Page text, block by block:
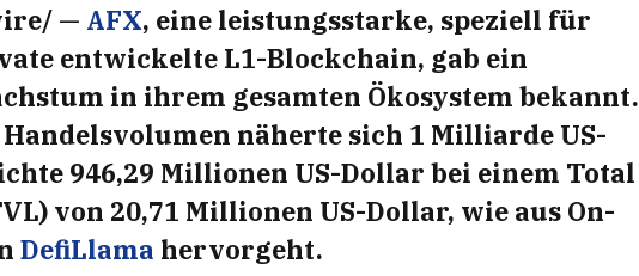
— AFX, eine leistungsstarke, speziell für
entwickelte L1-Blockchain, gab ein
in ihrem gesamten Ökosystem bekannt.
näherte sich 1 Milliarde US-
946,29 Millionen US-Dollar bei einem Total
von 20,71 Millionen US-Dollar, wie aus On-
DefiLlama hervorgeht.